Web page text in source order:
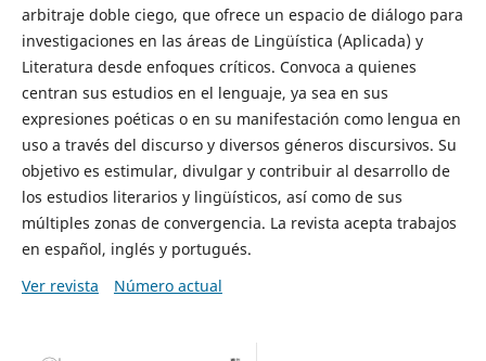
arbitraje doble ciego, que ofrece un espacio de diálogo para
investigaciones en las áreas de Lingüística (Aplicada) y
Literatura desde enfoques críticos. Convoca a quienes
centran sus estudios en el lenguaje, ya sea en sus
expresiones poéticas o en su manifestación como lengua en
uso a través del discurso y diversos géneros discursivos. Su
objetivo es estimular, divulgar y contribuir al desarrollo de
los estudios literarios y lingüísticos, así como de sus
múltiples zonas de convergencia. La revista acepta trabajos
en español, inglés y portugués.
Ver revista
Número actual